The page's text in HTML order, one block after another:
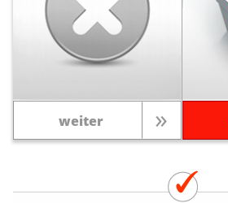
weiter